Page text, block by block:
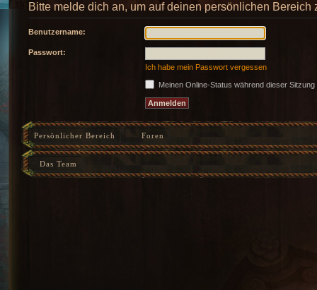
Bitte melde dich an, um auf deinen persönlichen Bereich
Benutzername:
Passwort:
Ich habe mein Passwort vergessen
Meinen Online-Status während dieser
Persönlicher Bereich Foren
Das Team